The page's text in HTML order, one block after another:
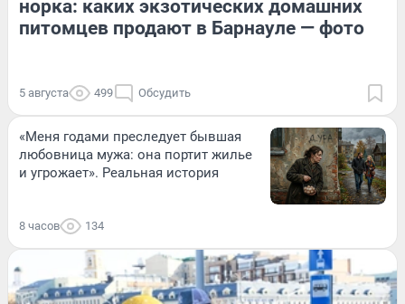
норка: каких экзотических домашних
питомцев продают в Барнауле — фото
5 августа 499 Обсудить
«Меня годами преследует бывшая
любовница мужа: она портит жилье
и угрожает». Реальная история
8 часов 134